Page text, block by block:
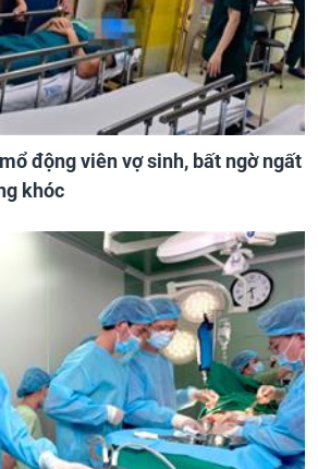
động viên vợ sinh, bất ngờ ngất
khóc